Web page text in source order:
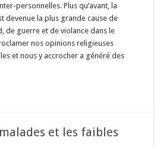
personnelles. Plus qu’avant, la
devenue la plus grande cause de
de guerre et de violance dans le
nos opinions religieuses
et nous y accrocher a généré des
et les faibles